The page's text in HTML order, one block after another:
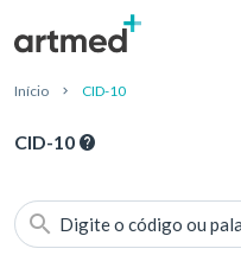
Início CID-10
CID-10
Digite o código ou